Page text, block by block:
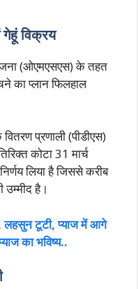
विक्रय
(ओएमएसएस) के तहत
का प्लान फिलहाल
प्रणाली (पीडीएस)
कोटा 31 मार्च
लिया है जिससे करीब
उम्मीद है।
टूटी, प्याज में आगे
का भविष्य..